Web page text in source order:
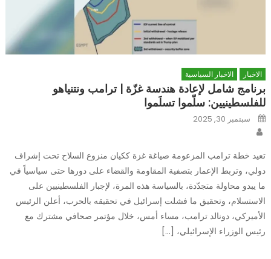
الاخبار الاخبار السياسية
برنامج شامل لإعادة هندسة غزّة | ترامب ونتنياهو
للفلسطينيين: سلّموا تسلَموا
Posted
onسبتمبر 30, 2025
تعيد خطة ترامب المزعومة صياغة غزة ككيان منزوع السلاح تحت إشراف
دولي، وتربط الإعمار بتصفية المقاومة والقضاء على دورها حتى سياسياً في
ما يبدو محاولة متجدّدة، بالسياسة هذه المرة، لإجبار الفلسطينيين على
الاستسلام، وتحقيق ما فشلت إسرائيل في تحقيقه بالحرب، أعلن الرئيس
الأميركي، دونالد ترامب، مساء أمس، خلال مؤتمر صحافي مشترك مع
رئيس الوزراء الإسرائيلي، […]